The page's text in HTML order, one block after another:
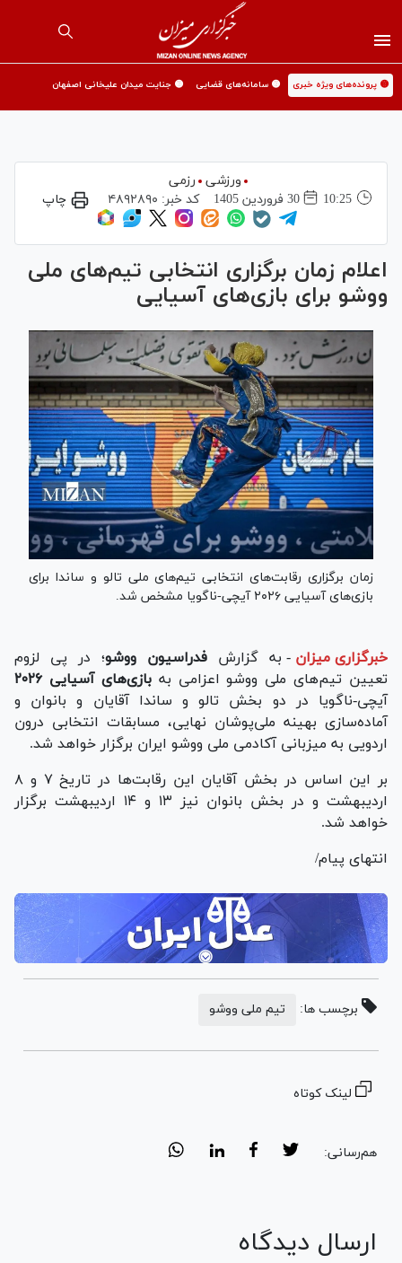
🟡 پرونده‌های ویژه خبری 🟡 سامانه‌های قضایی 🟡 جنایت میدان علیخانی اصفهان
ورزشی
رزمی
10:25
30 فروردين 1405 کد خبر: ۴۸۹۲۸۹۰ چاپ
اعلام زمان برگزاری انتخابی تیم‌های ملی
ووشو برای بازی‌های آسیایی
زمان برگزاری رقابت‌های انتخابی تیم‌های ملی تالو و ساندا برای
بازی‌های آسیایی ۲۰۲۶ آیچی-ناگویا مشخص شد.
خبرگزاری میزان - به گزارش فدراسیون ووشو؛ در پی لزوم
تعیین تیم‌های ملی ووشو اعزامی به بازی‌های آسیایی ۲۰۲۶
آیچی-ناگویا در دو بخش تالو و ساندا آقایان و بانوان و
آماده‌سازی بهینه ملی‌پوشان نهایی، مسابقات انتخابی درون
اردویی به میزبانی آکادمی ملی ووشو ایران برگزار خواهد شد.
بر این اساس در بخش آقایان این رقابت‌ها در تاریخ ۷ و ۸
اردیبهشت و در بخش بانوان نیز ۱۳ و ۱۴ اردیبهشت برگزار
خواهد شد.
انتهای پیام/
برچسب ها: تیم ملی ووشو
لینک کوتاه
هم‌رسانی:
ارسال دیدگاه